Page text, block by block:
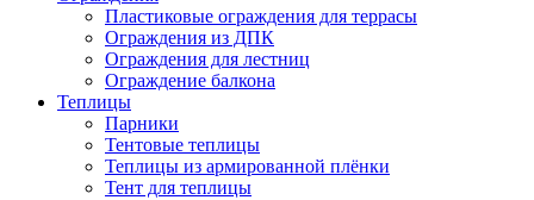
Пластиковые ограждения для террасы
Ограждения из ДПК
Ограждения для лестниц
Ограждение балкона
Теплицы
Парники
Тентовые теплицы
Теплицы из армированной плёнки
Тент для теплицы